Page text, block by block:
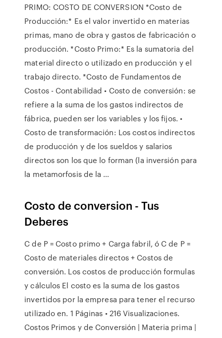
PRIMO: COSTO DE CONVERSION *Costo de
Producción:* Es el valor invertido en materias
primas, mano de obra y gastos de fabricación o
producción. *Costo Primo:* Es la sumatoria del
material directo o utilizado en producción y el
trabajo directo. *Costo de Fundamentos de
Costos - Contabilidad • Costo de conversión: se
refiere a la suma de los gastos indirectos de
fábrica, pueden ser los variables y los fijos. •
Costo de transformación: Los costos indirectos
de producción y de los sueldos y salarios
directos son los que lo forman (la inversión para
la metamorfosis de la …
Costo de conversion - Tus
Deberes
C de P = Costo primo + Carga fabril, ó C de P =
Costo de materiales directos + Costos de
conversión. Los costos de producción formulas
y cálculos El costo es la suma de los gastos
invertidos por la empresa para tener el recurso
utilizado en. 1 Páginas • 216 Visualizaciones.
Costos Primos y de Conversión | Materia prima |